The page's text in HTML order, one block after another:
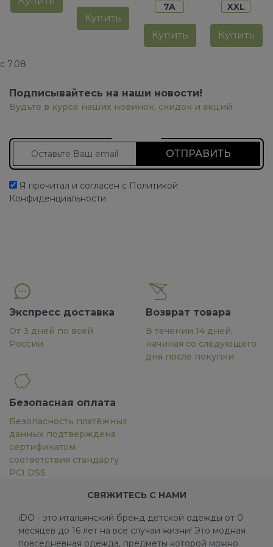
Купить
7A
Купить
XXL
Купить
с 7.08
Подписывайтесь на наши новости!
Будьте в курсе наших новинок, скидок и акций
Я прочитал и согласен с Политикой
Конфиденциальности
Экспресс доставка
От 3 дней по всей
России
Возврат товара
В течении 14 дней,
начиная со следующего
дня после покупки
Безопасная оплата
Безопасность платёжных
данных подтверждена
сертификатом
соответствия стандарту
PCI DSS
СВЯЖИТЕСЬ С НАМИ
iDO - это итальянский бренд детской одежды от 0
месяцев до 16 лет на все случаи жизни! Это модная
повседневная одежда, предметы которой можно